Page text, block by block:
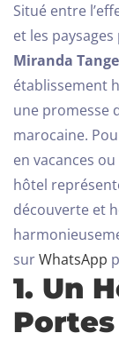
Situé entre
et les
Miranda
établissement
une promesse
marocaine.
en vacances
hôtel
découverte et
surWhatsApp
1. Un